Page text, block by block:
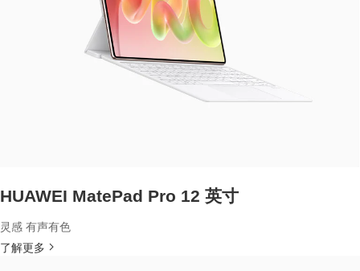
HUAWEI MatePad Pro 12 英寸
灵感 有声有色
了解更多